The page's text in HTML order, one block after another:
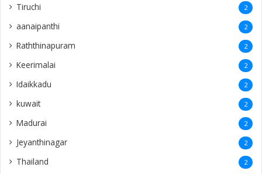
Tiruchi 2
aanaipanthi 2
Raththinapuram 2
Keerimalai 2
Idaikkadu 2
kuwait 2
Madurai 2
Jeyanthinagar 2
Thailand 2